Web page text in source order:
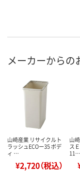
メーカーからの
山崎産業 リサイクルト
ラッシュECOー35 ボデ
ィ …
¥2,720（税込）
山
ス
11…